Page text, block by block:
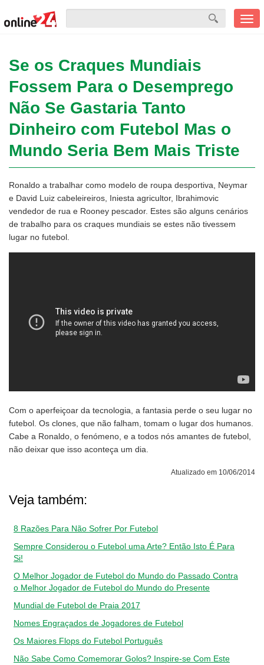
Se os Craques Mundiais
Fossem Para o Desemprego
Não Se Gastaria Tanto
Dinheiro com Futebol Mas o
Mundo Seria Bem Mais Triste
Ronaldo a trabalhar como modelo de roupa desportiva, Neymar
e David Luiz cabeleireiros, Iniesta agricultor, Ibrahimovic
vendedor de rua e Rooney pescador. Estes são alguns cenários
de trabalho para os craques mundiais se estes não tivessem
lugar no futebol.
Com o aperfeiçoar da tecnologia, a fantasia perde o seu lugar no
futebol. Os clones, que não falham, tomam o lugar dos humanos.
Cabe a Ronaldo, o fenómeno, e a todos nós amantes de futebol,
não deixar que isso aconteça um dia.
Atualizado em 10/06/2014
Veja também:
8 Razões Para Não Sofrer Por Futebol
Sempre Considerou o Futebol uma Arte? Então Isto É Para
Si!
O Melhor Jogador de Futebol do Mundo do Passado Contra
o Melhor Jogador de Futebol do Mundo do Presente
Mundial de Futebol de Praia 2017
Nomes Engraçados de Jogadores de Futebol
Os Maiores Flops do Futebol Português
Não Sabe Como Comemorar Golos? Inspire-se Com Este